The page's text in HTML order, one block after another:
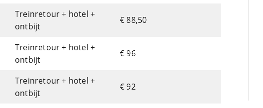
Treinretour + hotel +
ontbijt
€ 88,50
Treinretour + hotel +
ontbijt
€ 96
Treinretour + hotel +
ontbijt
€ 92